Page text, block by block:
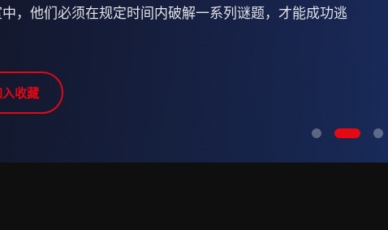
收藏
，他们必须在规定时间内破解一系列谜题，才能成功逃
收藏
收藏